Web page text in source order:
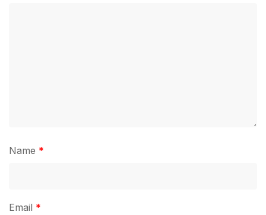
Name *
Email *